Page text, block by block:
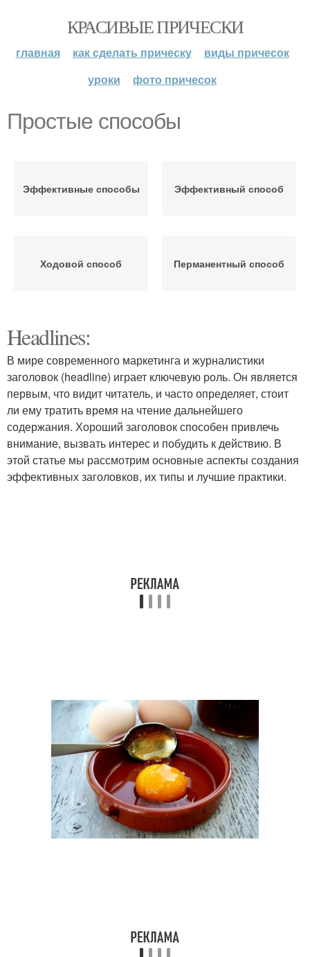
КРАСИВЫЕ ПРИЧЕСКИ
главная как сделать прическу
виды причесок
уроки
фото причесок
Простые способы
Эффективные способы Эффективный способ
Ходовой способ Перманентный способ
Headlines:
В мире современного маркетинга и журналистики
заголовок (headline) играет ключевую роль. Он является
первым, что видит читатель, и часто определяет, стоит
ли ему тратить время на чтение дальнейшего
содержания. Хороший заголовок способен привлечь
внимание, вызвать интерес и побудить к действию. В
этой статье мы рассмотрим основные аспекты создания
эффективных заголовков, их типы и лучшие практики.